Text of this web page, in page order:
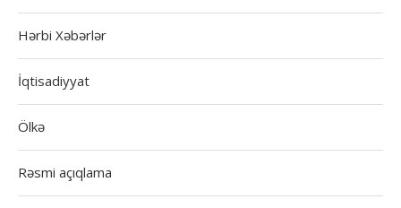
Hərbi Xəbərlər
İqtisadiyyat
Ölkə
Rəsmi açıqlama